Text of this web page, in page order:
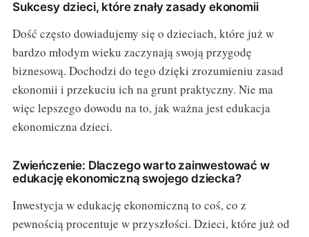
Sukcesy dzieci, które znały zasady ekonomii
Dość często dowiadujemy się o dzieciach, które już w
bardzo młodym wieku zaczynają swoją przygodę
biznesową. Dochodzi do tego dzięki zrozumieniu zasad
ekonomii i przekuciu ich na grunt praktyczny. Nie ma
więc lepszego dowodu na to, jak ważna jest edukacja
ekonomiczna dzieci.
Zwieńczenie: Dlaczego warto zainwestować w
edukację ekonomiczną swojego dziecka?
Inwestycja w edukację ekonomiczną to coś, co z
pewnością procentuje w przyszłości. Dzieci, które już od